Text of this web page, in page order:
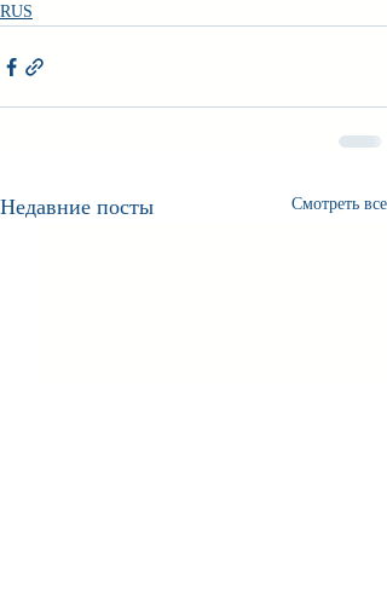
RUS
Недавние посты Смотреть все